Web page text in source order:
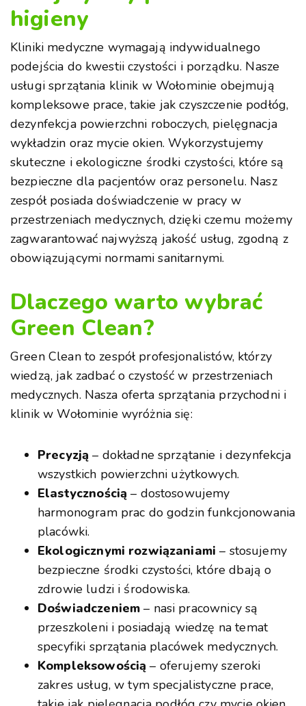
higieny
Kliniki medyczne wymagają indywidualnego
podejścia do kwestii czystości i porządku. Nasze
usługi sprzątania klinik w Wołominie obejmują
kompleksowe prace, takie jak czyszczenie podłóg,
dezynfekcja powierzchni roboczych, pielęgnacja
wykładzin oraz mycie okien. Wykorzystujemy
skuteczne i ekologiczne środki czystości, które są
bezpieczne dla pacjentów oraz personelu. Nasz
zespół posiada doświadczenie w pracy w
przestrzeniach medycznych, dzięki czemu możemy
zagwarantować najwyższą jakość usług, zgodną z
obowiązującymi normami sanitarnymi.
Dlaczego warto wybrać
Green Clean?
Green Clean to zespół profesjonalistów, którzy
wiedzą, jak zadbać o czystość w przestrzeniach
medycznych. Nasza oferta sprzątania przychodni i
klinik w Wołominie wyróżnia się:
Precyzją – dokładne sprzątanie i dezynfekcja
wszystkich powierzchni użytkowych.
Elastycznością – dostosowujemy
harmonogram prac do godzin funkcjonowania
placówki.
Ekologicznymi rozwiązaniami – stosujemy
bezpieczne środki czystości, które dbają o
zdrowie ludzi i środowiska.
Doświadczeniem – nasi pracownicy są
przeszkoleni i posiadają wiedzę na temat
specyfiki sprzątania placówek medycznych.
Kompleksowością – oferujemy szeroki
zakres usług, w tym specjalistyczne prace,